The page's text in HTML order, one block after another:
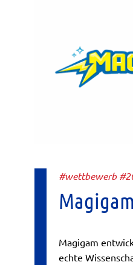
#wettbewerb
Magigam
Magigam
echte